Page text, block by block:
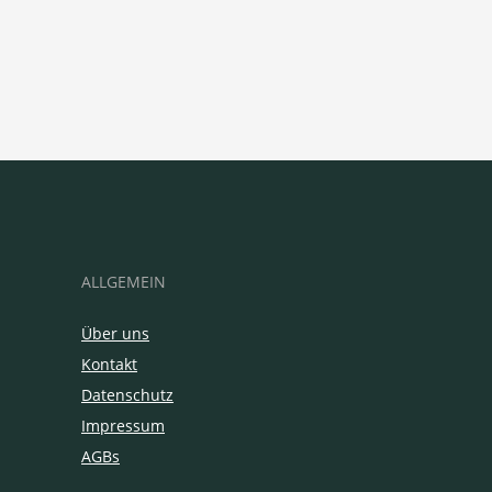
ALLGEMEIN
Über uns
Kontakt
Datenschutz
Impressum
AGBs